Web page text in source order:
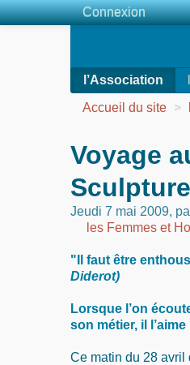
l’Association
Accueil du site >
Voyage
Sculpture
Jeudi 7 mai 2009,
les Femmes et
"Il faut être
Diderot)
Lorsque l’on
son métier, il l’aime
Ce matin du 28 avril
Connexion